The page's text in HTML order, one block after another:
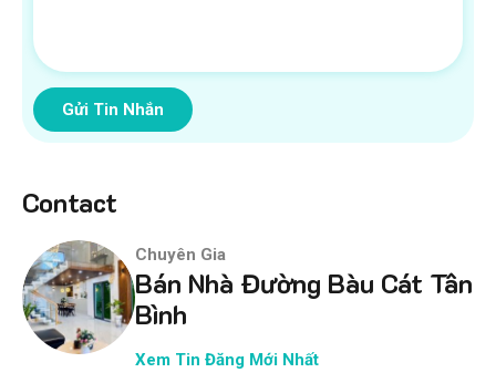
Gửi Tin Nhắn
Contact
Chuyên Gia
Bán Nhà Đường Bàu Cát Tân
Bình
Xem Tin Đăng Mới Nhất